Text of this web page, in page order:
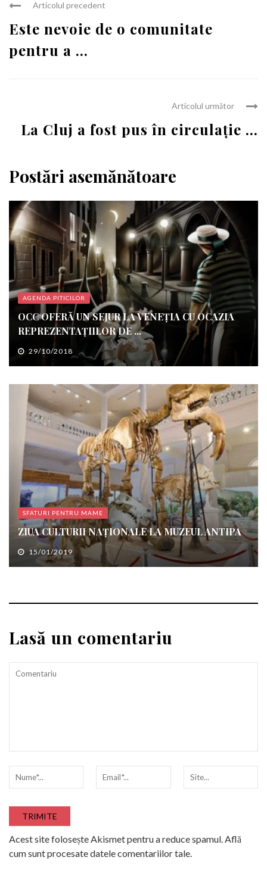
Articolul precedent
Este nevoie de o comunitate
pentru a ...
Articolul următor
La Cluj a fost pus în circulație ...
Postări asemănătoare
AGENDA PITICILOR
OCC OFERĂ UN SEJUR LA VENEȚIA CU OCAZIA
REPREZENTAȚIILOR DE ...
29/10/2018
SFATURI PENTRU MAME
ZIUA CULTURII NAȚIONALE LA MUZEUL ANTIPA
15/01/2019
Lasă un comentariu
Acest site folosește Akismet pentru a reduce spamul.Află
cum sunt procesate datele comentariilor tale.